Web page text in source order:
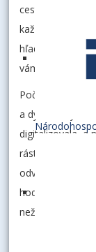
ceste
každým
hľadania,
vám a vašim
Počas svojho
a dynamickým
digitalizovala, a
rástli. No vy ste
odvahu myslieť
hodnoty. Práve
než kedykoľvek